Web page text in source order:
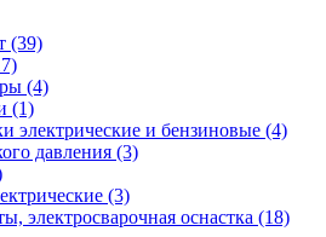
(39)
(4)
(1)
электрические и бензиновые (4)
давления (3)
(3)
электросварочная оснастка (18)